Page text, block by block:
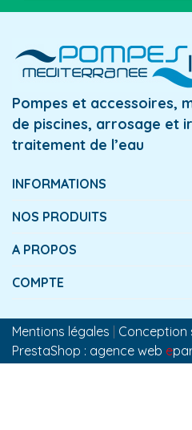
Pompes et accessoires,
de piscines, arrosage et
traitement de l’eau
INFORMATIONS
NOS PRODUITS
A PROPOS
COMPTE
Mentions légales
Conception
PrestaShop : agence web e